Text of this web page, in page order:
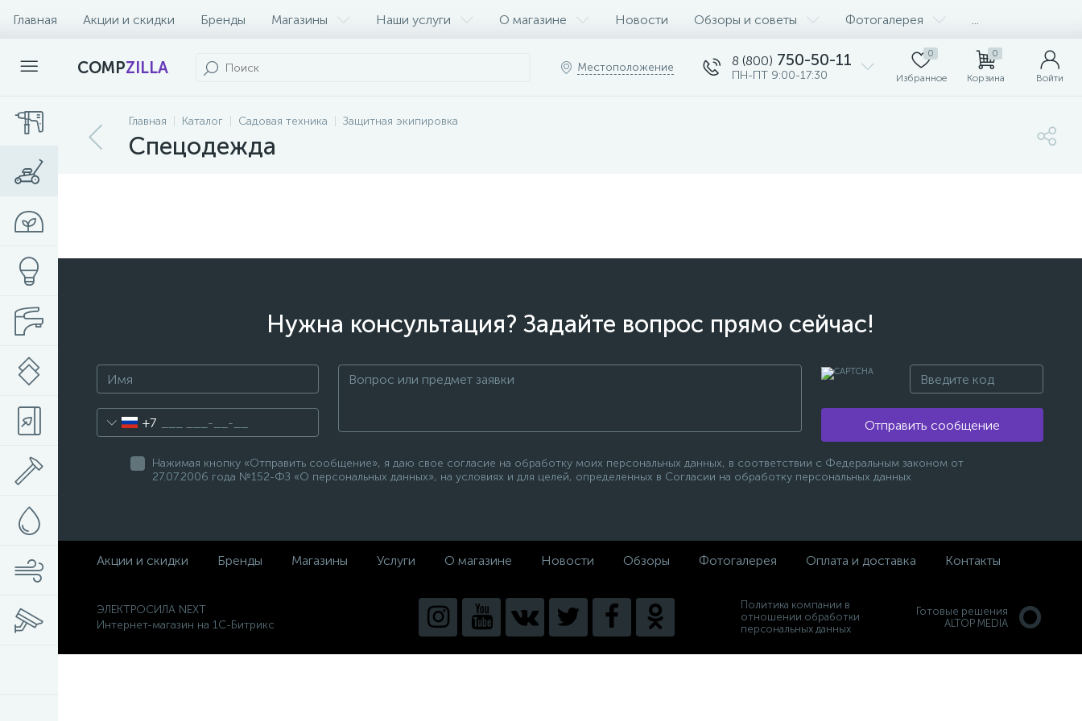
Главная Акции и скидки Бренды Магазины Наши услуги О магазине Новости Обзоры и советы Фотогалерея
COMPZILLA Местоположение 8 (800) 750-50-11
ПН-ПТ 9:00-17:30
0
Избранное
0
Корзина Войти
Главная Каталог Садовая техника Защитная экипировка
Спецодежда
Нужна консультация? Задайте вопрос прямо сейчас!
+7 Отправить сообщение
Нажимая кнопку «Отправить сообщение», я даю свое согласие на обработку моих персональных данных, в соответствии с Федеральным законом от
27.07.2006 года №152-ФЗ «О персональных данных», на условиях и для целей, определенных в Согласии на обработку персональных данных
Акции и скидки Бренды Магазины Услуги О магазине Новости Обзоры Фотогалерея Оплата и доставка Контакты
ЭЛЕКТРОСИЛА NEXT
Интернет-магазин на 1С-Битрикс
Политика компании в
отношении обработки
персональных данных
Готовые решения
ALTOP MEDIA